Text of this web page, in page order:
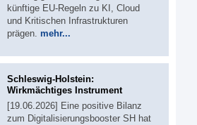
künftige EU-Regeln zu KI, Cloud
und Kritischen Infrastrukturen
prägen. mehr...
Schleswig-Holstein:
Wirkmächtiges Instrument
[19.06.2026] Eine positive Bilanz
zum Digitalisierungsbooster SH hat